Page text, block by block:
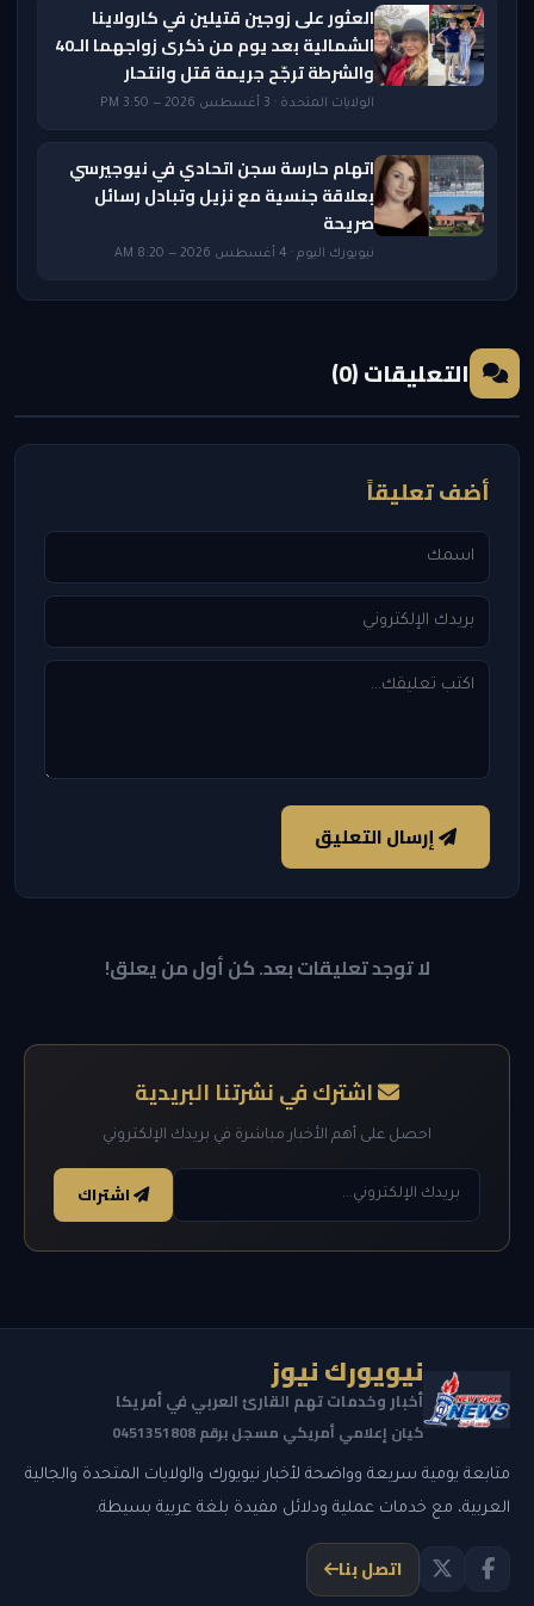
العثور على زوجين قتيلين في كارولاينا
الشمالية بعد يوم من ذكرى زواجهما الـ40
والشرطة ترجّح جريمة قتل وانتحار
الولايات المتحدة · 3 أغسطس 2026 — 3:50 PM
اتهام حارسة سجن اتحادي في نيوجيرسي
بعلاقة جنسية مع نزيل وتبادل رسائل
صريحة
نيويورك اليوم · 4 أغسطس 2026 — 8:20 AM
التعليقات (0)
أضف تعليقاً
إرسال التعليق
لا توجد تعليقات بعد. كن أول من يعلق!
اشترك في نشرتنا البريدية
احصل على أهم الأخبار مباشرة في بريدك الإلكتروني
اشتراك
نيويورك نيوز
أخبار وخدمات تهم القارئ العربي في أمريكا
كيان إعلامي أمريكي مسجل برقم 0451351808
متابعة يومية سريعة وواضحة لأخبار نيويورك والولايات المتحدة والجالية
العربية، مع خدمات عملية ودلائل مفيدة بلغة عربية بسيطة.
اتصل بنا